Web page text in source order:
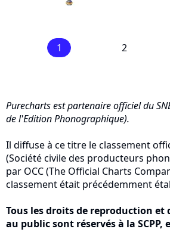
1 2
Purecharts est partenaire officiel du
de l'Edition Phonographique).
Il diffuse à ce titre le classement
(Société civile des producteurs
par OCC (The Official Charts
classement était précédemment
Tous les droits de reproduction
au public sont réservés à la SCPP,